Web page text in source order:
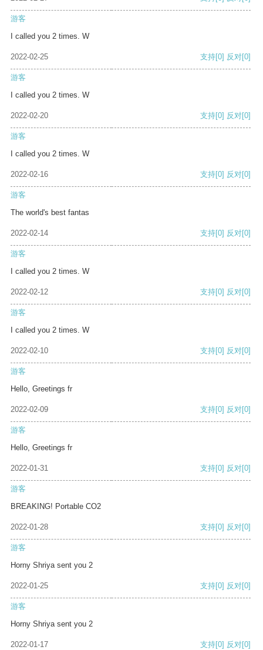
游客
I called you 2 times. W
2022-02-25 支持[0] 反对[0]
游客
I called you 2 times. W
2022-02-20 支持[0] 反对[0]
游客
I called you 2 times. W
2022-02-16 支持[0] 反对[0]
游客
The world's best fantas
2022-02-14 支持[0] 反对[0]
游客
I called you 2 times. W
2022-02-12 支持[0] 反对[0]
游客
I called you 2 times. W
2022-02-10 支持[0] 反对[0]
游客
Hello, Greetings fr
2022-02-09 支持[0] 反对[0]
游客
Hello, Greetings fr
2022-01-31 支持[0] 反对[0]
游客
BREAKING! Portable CO2
2022-01-28 支持[0] 反对[0]
游客
Horny Shriya sent you 2
2022-01-25 支持[0] 反对[0]
游客
Horny Shriya sent you 2
2022-01-17 支持[0] 反对[0]